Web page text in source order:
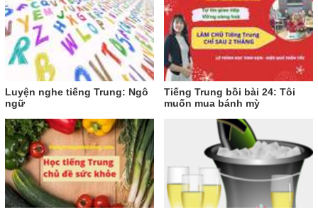
Luyện nghe tiếng Trung: Ngô
ngữ
Tiếng Trung bồi bài 24: Tôi
muốn mua bánh mỳ